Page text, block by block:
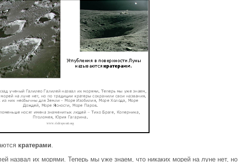
кратерами.
назвал их морями. Теперь мы уже знаем, что никаких морей на луне нет, но